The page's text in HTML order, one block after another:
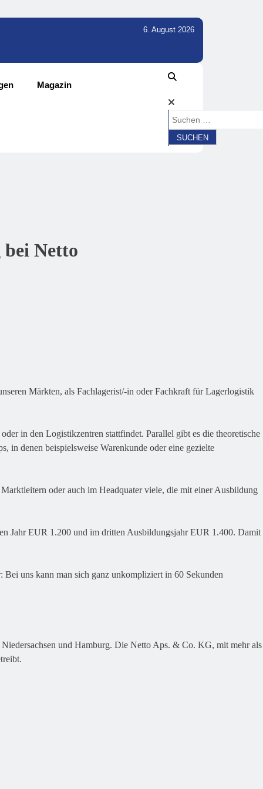
6. August 2026
Magazin
Netto
Märkten, als Fachlagerist/-in oder Fachkraft für Lagerlogistik
in den Logistikzentren stattfindet. Parallel gibt es die theoretische
in denen beispielsweise Warenkunde oder eine gezielte
oder auch im Headquater viele, die mit einer Ausbildung
Jahr EUR 1.200 und im dritten Ausbildungsjahr EUR 1.400. Damit
uns kann man sich ganz unkompliziert in 60 Sekunden
und Hamburg. Die Netto Aps. & Co. KG, mit mehr als